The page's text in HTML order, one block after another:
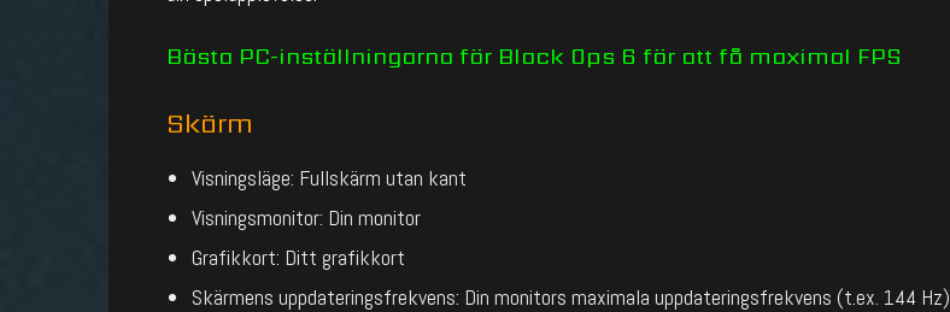
Bästa PC-inställningarna för Black Ops 6 för att få maximal FPS
Skärm
Visningsläge: Fullskärm utan kant
Visningsmonitor: Din monitor
Grafikkort: Ditt grafikkort
Skärmens uppdateringsfrekvens: Din monitors maximala uppdateringsfrekvens (t.ex. 144 Hz)